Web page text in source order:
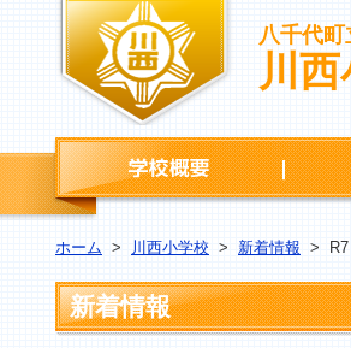
八千代町
川
学校概
ホーム > 川西小学校 > 新着情報 >
新着情報